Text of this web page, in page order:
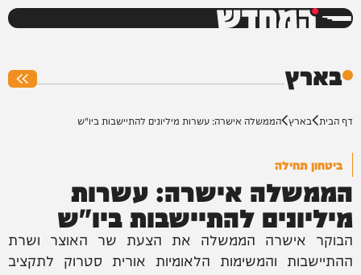
המחדש
בארץ
דף הבית בארץ הממשלה אישרה: עשרות מיליונים להתיישבות ביו"ש
ביטחון תחילה
הממשלה אישרה: עשרות
מיליונים להתיישבות ביו"ש
הבוקר אישרה הממשלה את הצעת שר האוצר ושרת
ההתיישבות והמשימות הלאומיות אורית סטרוק לתקציב